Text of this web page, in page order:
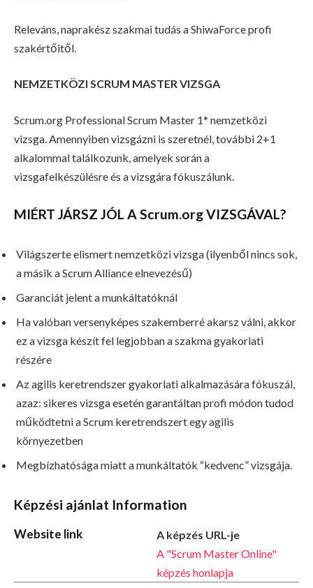
Releváns, naprakész szakmai tudás a ShiwaForce profi
szakértőitől.
NEMZETKÖZI SCRUM MASTER VIZSGA
Scrum.org Professional Scrum Master 1* nemzetközi
vizsga. Amennyiben vizsgázni is szeretnél, további 2+1
alkalommal találkozunk, amelyek során a
vizsgafelkészülésre és a vizsgára fókuszálunk.
MIÉRT JÁRSZ JÓL A Scrum.org VIZSGÁVAL?
Világszerte elismert nemzetközi vizsga (ilyenből nincs sok,
a másik a Scrum Alliance elnevezésű)
Garanciát jelent a munkáltatóknál
Ha valóban versenyképes szakemberré akarsz válni, akkor
ez a vizsga készít fel legjobban a szakma gyakorlati
részére
Az agilis keretrendszer gyakorlati alkalmazására fókuszál,
azaz: sikeres vizsga esetén garantáltan profi módon tudod
működtetni a Scrum keretrendszert egy agilis
környezetben
Megbízhatósága miatt a munkáltatók “kedvenc” vizsgája.
Képzési ajánlat Information
Website link
A képzés URL-je
A "Scrum Master Online"
képzés honlapja